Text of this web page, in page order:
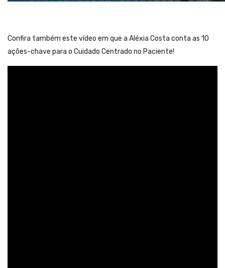
Confira também este vídeo em que a Aléxia Costa conta as 10
ações-chave para o Cuidado Centrado no Paciente!